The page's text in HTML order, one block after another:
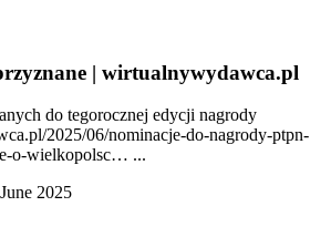
| wirtualnywydawca.pl
do tegorocznej edycji nagrody
2025/06/nominacje-do-nagrody-ptpn-
o-wielkopolsc… ...
2025